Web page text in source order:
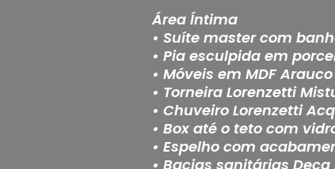
Área Íntima
• Suíte master com
• Pia esculpida em
• Móveis em MDF
• Torneira Lorenzetti
• Chuveiro Lorenzetti
• Box até o teto com
• Espelho com
• Bacias sanitárias